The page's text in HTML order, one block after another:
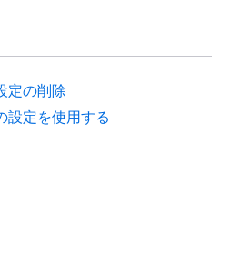
定の削除
設定を使用する